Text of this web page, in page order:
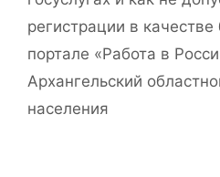
и
к
и
и
г
а
ц
и
регистрации в качестве
портале «Работа в
Архангельский
населения